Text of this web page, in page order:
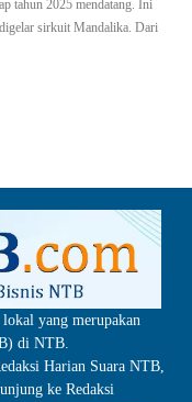
tahun 2025 mendatang. Ini
sirkuit Mandalika. Dari
yang merupakan
di NTB.
Harian Suara NTB,
ke Redaksi